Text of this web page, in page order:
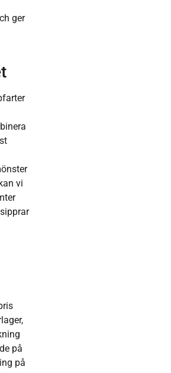
ger
vi
på
på